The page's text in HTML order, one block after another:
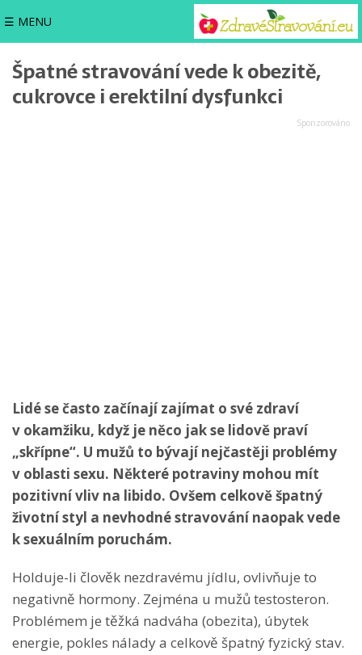
☰ MENU
Špatné stravování vede k obezitě,
cukrovce i erektilní dysfunkci
Lidé se často začínají zajímat o své zdraví
v okamžiku, když je něco jak se lidově praví
„skřípne“. U mužů to bývají nejčastěji problémy
v oblasti sexu. Některé potraviny mohou mít
pozitivní vliv na libido. Ovšem celkově špatný
životní styl a nevhodné stravování naopak vede
k sexuálním poruchám.
Holduje-li člověk nezdravému jídlu, ovlivňuje to
negativně hormony. Zejména u mužů testosteron.
Problémem je těžká nadváha (obezita), úbytek
energie, pokles nálady a celkově špatný fyzický stav.